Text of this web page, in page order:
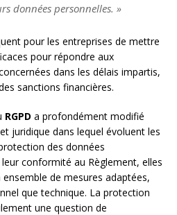
données personnelles. »
pour les entreprises de mettre
pour répondre aux
dans les délais impartis,
sanctions financières.
RGPD a profondément modifié
juridique dans lequel évoluent les
des données
conformité au Règlement, elles
de mesures adaptées,
que technique. La protection
une question de